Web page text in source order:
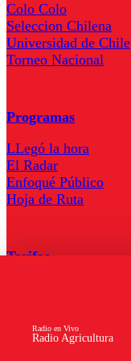
Radio Agricultura
Radio en Vivo
Colo Colo
Seleccion Chilena
Universidad de Chile
Torneo Nacional
Programas
LLegó la hora
El Radar
Enfoqué Público
Hoja de Ruta
Tarifas